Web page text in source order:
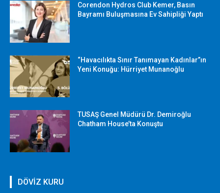
Corendon Hydros Club Kemer, Basın
Bayramı Buluşmasına Ev Sahipliği Yaptı
“Havacılıkta Sınır Tanımayan Kadınlar”ın
Yeni Konuğu: Hürriyet Munanoğlu
TUSAŞ Genel Müdürü Dr. Demiroğlu
Chatham House’ta Konuştu
DÖVİZ KURU